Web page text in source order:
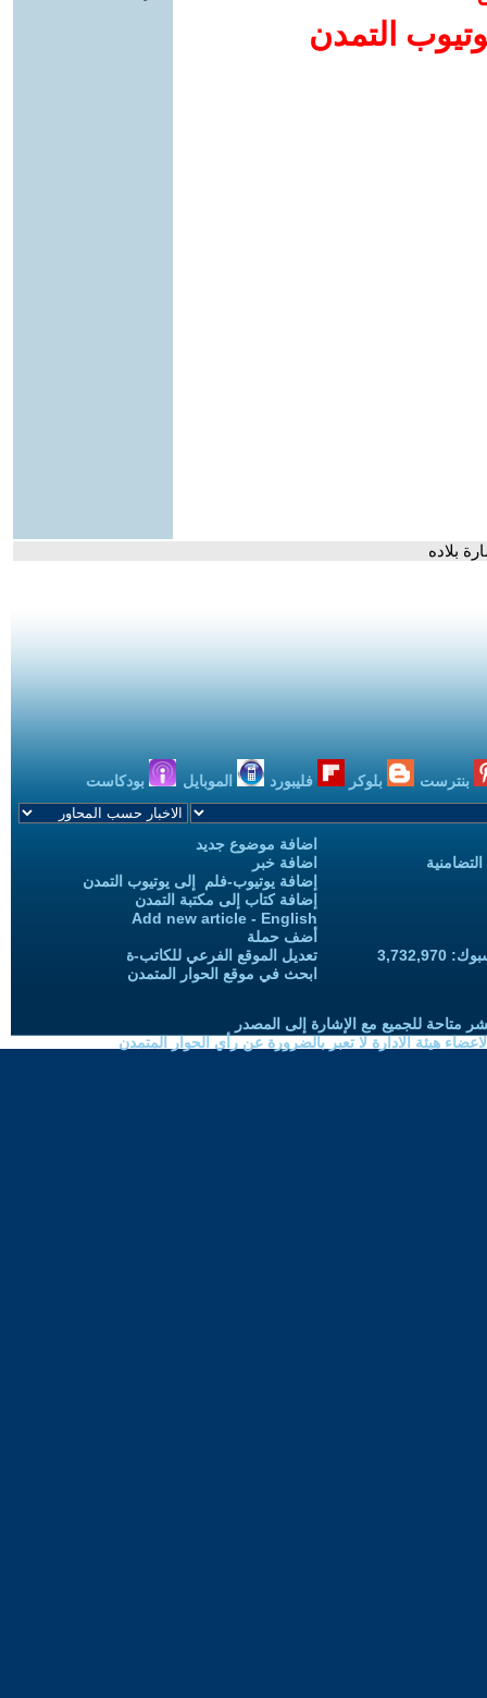
التمدن
بلاده
بنترست بلوكر فليبورد الموبايل بودكاست
اضافة موضوع جديد
اضافة خبر
إضافة يوتيوب-فلم إلى يوتيوب التمدن
إضافة كتاب إلى مكتبة التمدن
Add new article - English
أضف حملة
تعديل الموقع الفرعي للكاتب-ة
ابحث في موقع الحوار المتمدن
متاحة للجميع مع الإشارة إلى المصدر
هيئة الادارة لا تعبر بالضرورة عن رأي الحوار المتمدن